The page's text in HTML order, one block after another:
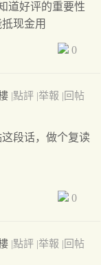
道好评的重要性
现金用
0
|點評 |举報 |回帖
段话，做个复读
0
|點評 |举報 |回帖